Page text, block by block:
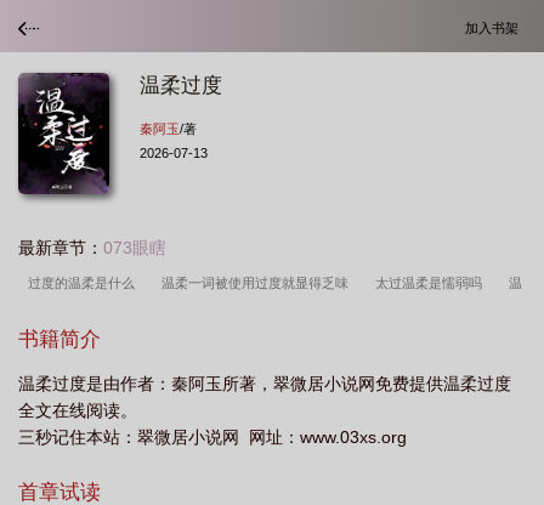
加入书架
温柔过度
秦阿玉/著
2026-07-13
最新章节： 073眼瞎
过度的温柔是什么 温柔一词被使用过度就显得乏味 太过温柔是懦弱吗 温
思 过于温柔的人会强大吗
全文阅读 过分的温柔也是一种软弱 温柔过境 温柔过度就是软弱 温柔过
度 秦阿玉免费阅读最新章节
阿玉 过于温柔什么意思
书籍简介
温柔过度是由作者：秦阿玉所著，翠微居小说网免费提供温柔过度
全文在线阅读。
三秒记住本站：翠微居小说网 网址：www.03xs.org
首章试读